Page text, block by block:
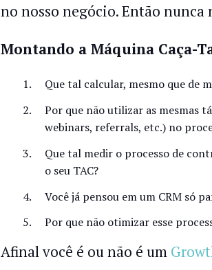
no nosso negócio. Então
Montando a Máquina Caça-
Que tal calcular, mesmo que de
Por que não utilizar as mesmas
webinars, referrals, etc.) no
Que tal medir o processo de
o seu TAC?
Você já pensou em um CRM só
Por que não otimizar esse
Afinal você é ou não é um